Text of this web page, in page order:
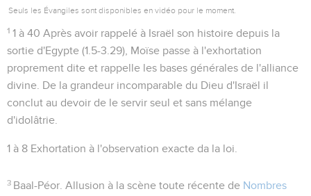
Seuls les Évangiles sont disponibles en vidéo pour le moment.
1 1 à 40 Après avoir rappelé à Israël son histoire depuis la
sortie d'Egypte (1.5-3.29), Moïse passe à l'exhortation
proprement dite et rappelle les bases générales de l'alliance
divine. De la grandeur incomparable du Dieu d'Israël il
conclut au devoir de le servir seul et sans mélange
d'idolâtrie.
1 à 8 Exhortation à l'observation exacte da la loi.
3 Baal-Péor . Allusion à la scène toute récente de Nombres